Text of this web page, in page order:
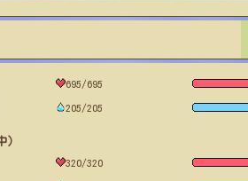
）
695/695
205/205
320/320